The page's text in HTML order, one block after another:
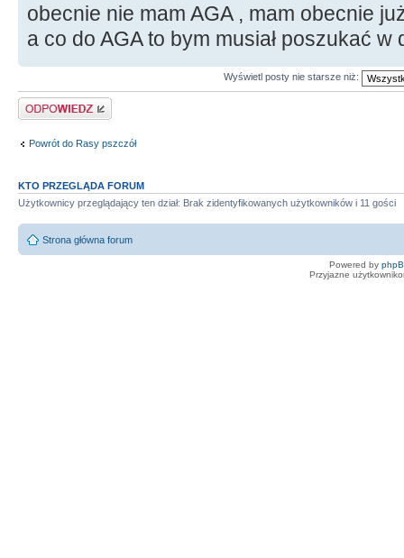
obecnie nie mam AGA , mam obecnie
a co do AGA to bym musiał poszukać w
Wyświetl posty nie starsze niż:
Odpowiedz
Powrót do Rasy pszczół
KTO PRZEGLĄDA FORUM
Użytkownicy przeglądający ten dział: Brak zidentyfikowanych użytkowników i 11 gości
Strona główna forum
Powered by
Przyjazne